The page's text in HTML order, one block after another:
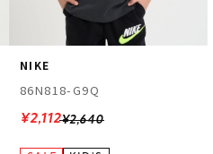
NIKE
86N818-G9Q
¥2,640
¥2,112